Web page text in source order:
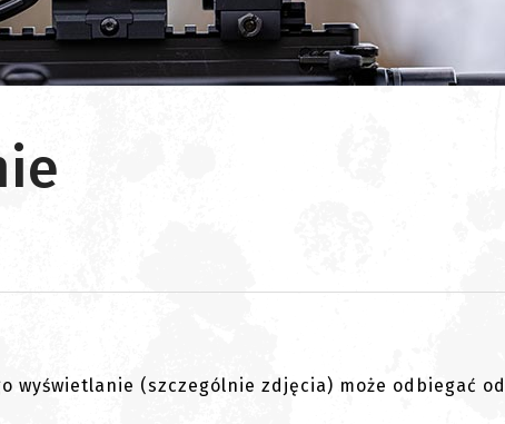
wyświetlanie (szczególnie zdjęcia) może odbiegać od